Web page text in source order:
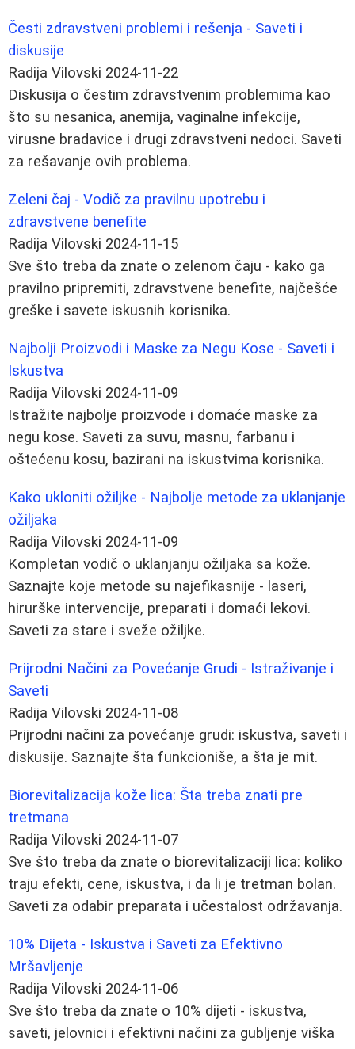
Česti zdravstveni problemi i rešenja - Saveti i
diskusije
Radija Vilovski 2024-11-22
Diskusija o čestim zdravstvenim problemima kao
što su nesanica, anemija, vaginalne infekcije,
virusne bradavice i drugi zdravstveni nedoci. Saveti
za rešavanje ovih problema.
Zeleni čaj - Vodič za pravilnu upotrebu i
zdravstvene benefite
Radija Vilovski 2024-11-15
Sve što treba da znate o zelenom čaju - kako ga
pravilno pripremiti, zdravstvene benefite, najčešće
greške i savete iskusnih korisnika.
Najbolji Proizvodi i Maske za Negu Kose - Saveti i
Iskustva
Radija Vilovski 2024-11-09
Istražite najbolje proizvode i domaće maske za
negu kose. Saveti za suvu, masnu, farbanu i
oštećenu kosu, bazirani na iskustvima korisnika.
Kako ukloniti ožiljke - Najbolje metode za uklanjanje
ožiljaka
Radija Vilovski 2024-11-09
Kompletan vodič o uklanjanju ožiljaka sa kože.
Saznajte koje metode su najefikasnije - laseri,
hirurške intervencije, preparati i domaći lekovi.
Saveti za stare i sveže ožiljke.
Prijrodni Načini za Povećanje Grudi - Istraživanje i
Saveti
Radija Vilovski 2024-11-08
Prijrodni načini za povećanje grudi: iskustva, saveti i
diskusije. Saznajte šta funkcioniše, a šta je mit.
Biorevitalizacija kože lica: Šta treba znati pre
tretmana
Radija Vilovski 2024-11-07
Sve što treba da znate o biorevitalizaciji lica: koliko
traju efekti, cene, iskustva, i da li je tretman bolan.
Saveti za odabir preparata i učestalost održavanja.
10% Dijeta - Iskustva i Saveti za Efektivno
Mršavljenje
Radija Vilovski 2024-11-06
Sve što treba da znate o 10% dijeti - iskustva,
saveti, jelovnici i efektivni načini za gubljenje viška